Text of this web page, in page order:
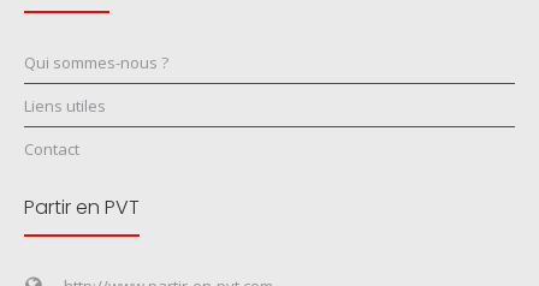
Qui sommes-nous ?
Liens utiles
Contact
Partir en PVT